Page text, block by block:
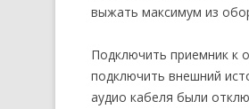
выжать максимум из
Подключить приемник к
подключить внешний
аудио кабеля были